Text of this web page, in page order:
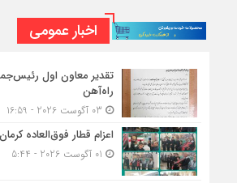
اخبار عمومی
تقدیر معاون اول
راه‌آهن
اعزام قطار فوق‌العاده